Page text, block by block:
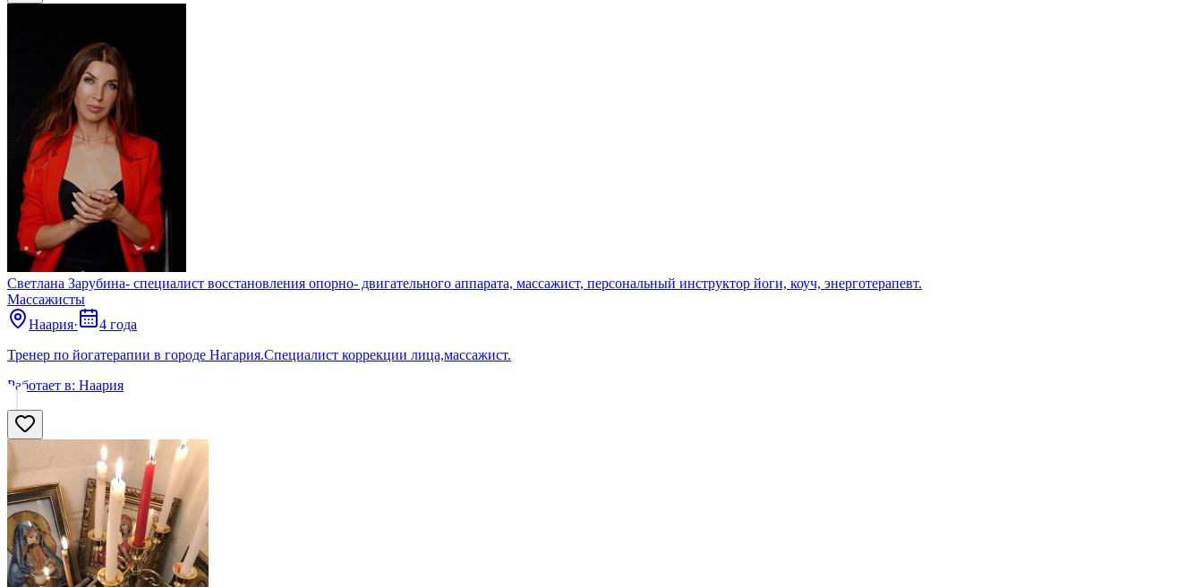
Светлана Зарубина- специалист восстановления опорно- двигательного аппарата, массажист, персональный инструктор йоги, коуч, энерготерапевт.
Массажисты
Наария·
4 года
Тренер по йогатерапии в городе Нагария.Специалист коррекции лица,массажист.
Работает в: Наария